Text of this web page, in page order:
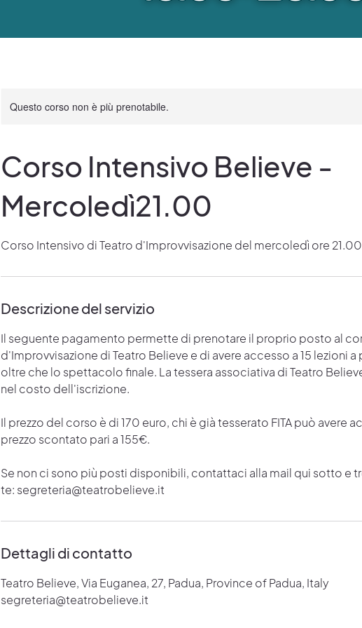
Questo corso non è più prenotabile.
Corso Intensivo Believe -
Mercoledì21.00
Corso Intensivo di Teatro d'Improvvisazione del mercoledì ore 21.00
Descrizione del servizio
Il seguente pagamento permette di prenotare il proprio posto al
d'Improvvisazione di Teatro Believe e di avere accesso a 15 lezioni a
oltre che lo spettacolo finale. La tessera associativa di Teatro
nel costo dell'iscrizione.
Il prezzo del corso è di 170 euro, chi è già tesserato FITA può avere
prezzo scontato pari a 155€.
Se non ci sono più posti disponibili, contattaci alla mail qui sotto e
te: segreteria@teatrobelieve.it
Dettagli di contatto
Teatro Believe, Via Euganea, 27, Padua, Province of Padua, Italy
segreteria@teatrobelieve.it